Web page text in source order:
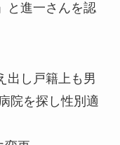
と進一さんを認
出し戸籍上も男
院を探し性別適